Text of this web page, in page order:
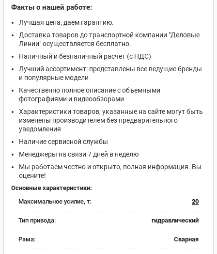
Факты о нашей работе:
Лучшая цена, даем гарантию.
Доставка товаров до транспортной компании "Деловые
Линии" осуществляется бесплатно.
Наличный и безналичный расчет (с НДС)
Лучший ассортимент: представлены все ведущие бренды
и популярные модели
Качественно полное описание с объемными
фотографиями и видеообзорами
Характеристики товаров, указанные на сайте могут быть
изменены производителем без предварительного
уведомления
Наличие сервисной службы
Менеджеры на связи 7 дней в неделю
Мы работаем честно и открыто, полная информация. Вы
оцените!
Основные характеристики:
Максимальное усилие, т:
20
Тип привода: гидравлический
Рама: Сварная